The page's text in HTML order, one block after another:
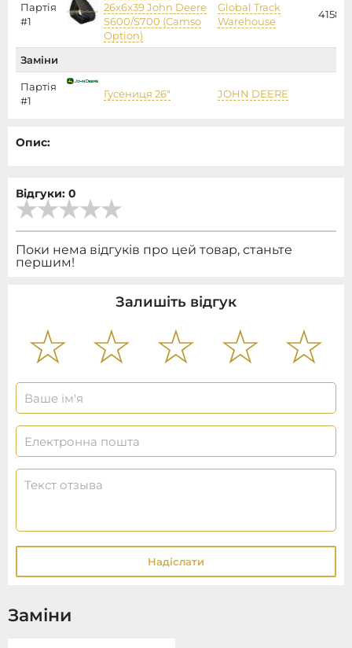
Партія
#1
26x6x39 John Deere
S600/S700 (Camso
Option)
Global Track
Warehouse
Заміни
Партія
#1
Гусениця 26" JOHN DEERE
Опис:
Відгуки: 0
Поки нема відгуків про цей товар, станьте
першим!
Залишіть відгук
Надіслати
Заміни